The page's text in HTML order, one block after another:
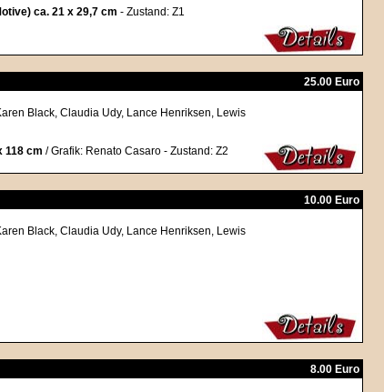
ca. 21 x 29,7 cm - Zustand: Z1
25.00 Euro
Black, Claudia Udy, Lance Henriksen, Lewis
118 cm / Grafik: Renato Casaro - Zustand: Z2
10.00 Euro
Black, Claudia Udy, Lance Henriksen, Lewis
8.00 Euro